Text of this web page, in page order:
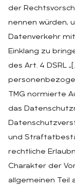
der
nennen würden,
Datenverkehr
Einklang zu
des Art. 4 DSRL
TMG normierte
das
und
rechtliche
Charakter der
allgemeinen Teil